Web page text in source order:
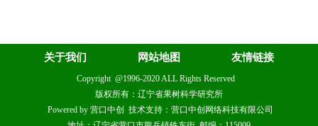
关于我们 网站地图 友情链接
Copyright @1996-2020 ALL Rights Reserved
版权所有：辽宁省果树科学研究所
Powered by 营口中创 技术支持：营口中创网络科技有限公司